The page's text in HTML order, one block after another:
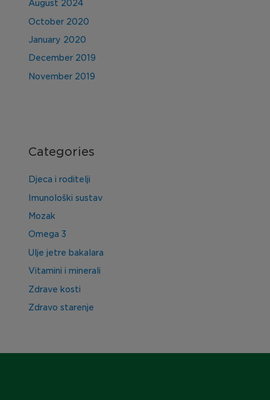
August 2024
October 2020
January 2020
December 2019
November 2019
Categories
Djeca i roditelji
Imunološki sustav
Mozak
Omega 3
Ulje jetre bakalara
Vitamini i minerali
Zdrave kosti
Zdravo starenje